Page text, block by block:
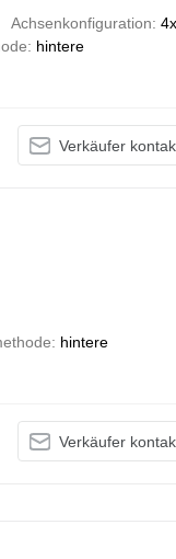
Achsenkonfiguration
hintere
Verkäufer
hintere
Verkäufer